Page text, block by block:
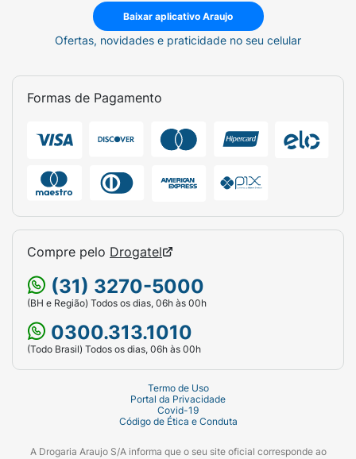
Baixar aplicativo Araujo
Ofertas, novidades e praticidade no seu celular
Formas de Pagamento
Compre pelo Drogatel
(31) 3270-5000
(BH e Região) Todos os dias, 06h às 00h
0300.313.1010
(Todo Brasil) Todos os dias, 06h às 00h
Termo de Uso
Portal da Privacidade
Covid-19
Código de Ética e Conduta
A Drogaria Araujo S/A informa que o seu site oficial corresponde ao